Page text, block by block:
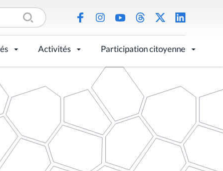
Activités Participation citoyenne